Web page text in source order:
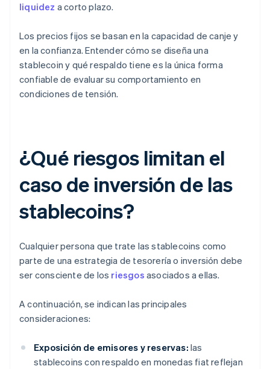
liquidez a corto plazo.
Los precios fijos se basan en la capacidad de canje y
en la confianza. Entender cómo se diseña una
stablecoin y qué respaldo tiene es la única forma
confiable de evaluar su comportamiento en
condiciones de tensión.
¿Qué riesgos limitan el
caso de inversión de las
stablecoins?
Cualquier persona que trate las stablecoins como
parte de una estrategia de tesorería o inversión debe
ser consciente de los riesgos asociados a ellas.
A continuación, se indican las principales
consideraciones:
Exposición de emisores y reservas: las
stablecoins con respaldo en monedas fiat reflejan